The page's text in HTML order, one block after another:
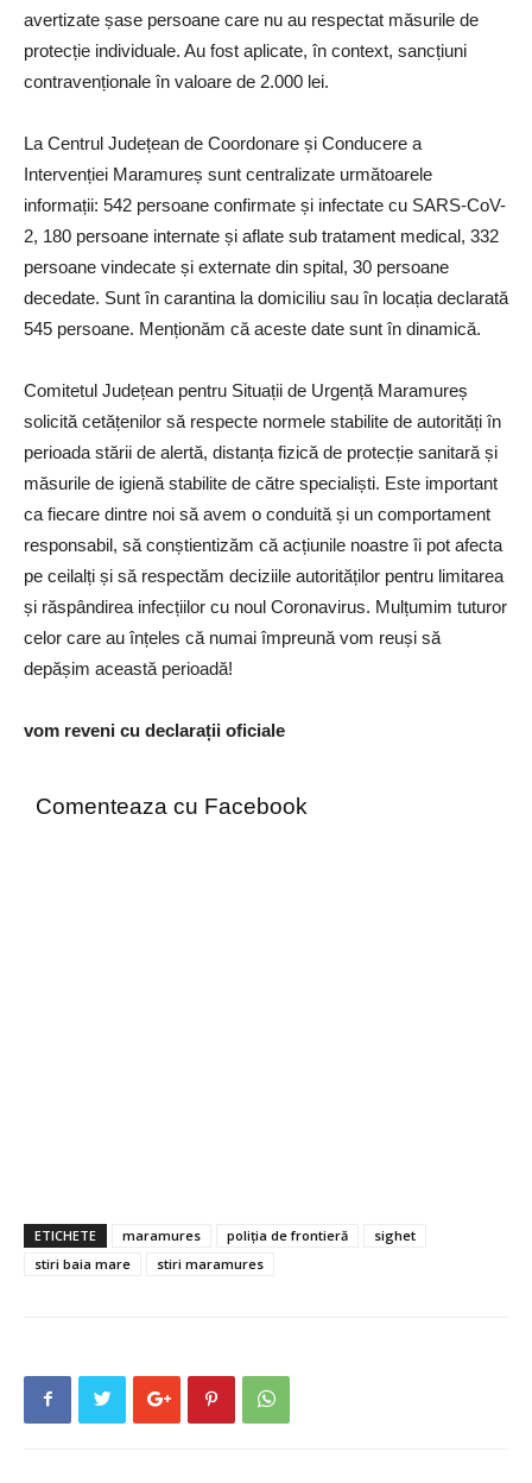
avertizate șase persoane care nu au respectat măsurile de
protecție individuale. Au fost aplicate, în context, sancțiuni
contravenționale în valoare de 2.000 lei.
La Centrul Județean de Coordonare și Conducere a
Intervenției Maramureș sunt centralizate următoarele
informații: 542 persoane confirmate și infectate cu SARS-CoV-
2, 180 persoane internate și aflate sub tratament medical, 332
persoane vindecate și externate din spital, 30 persoane
decedate. Sunt în carantina la domiciliu sau în locația declarată
545 persoane. Menționăm că aceste date sunt în dinamică.
Comitetul Județean pentru Situații de Urgență Maramureș
solicită cetățenilor să respecte normele stabilite de autorități în
perioada stării de alertă, distanța fizică de protecție sanitară și
măsurile de igienă stabilite de către specialiști. Este important
ca fiecare dintre noi să avem o conduită și un comportament
responsabil, să conștientizăm că acțiunile noastre îi pot afecta
pe ceilalți și să respectăm deciziile autorităților pentru limitarea
și răspândirea infecțiilor cu noul Coronavirus. Mulțumim tuturor
celor care au înțeles că numai împreună vom reuși să
depășim această perioadă!
vom reveni cu declarații oficiale
Comenteaza cu Facebook
ETICHETE maramures poliția de frontieră
sighet
stiri baia mare
stiri maramures